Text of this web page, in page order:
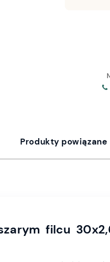
Produkty powiązane
szarym filcu